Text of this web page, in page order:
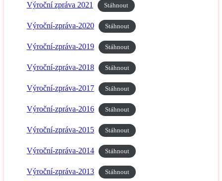
Výroční zpráva 2021 Stáhnout
Výroční-zpráva-2020 Stáhnout
Výroční-zpráva-2019 Stáhnout
Výroční-zpráva-2018 Stáhnout
Výroční-zpráva-2017 Stáhnout
Výroční-zpráva-2016 Stáhnout
Výroční-zpráva-2015 Stáhnout
Výroční-zpráva-2014 Stáhnout
Výroční-zpráva-2013 Stáhnout